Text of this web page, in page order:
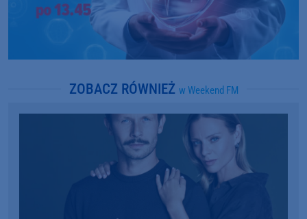
ZOBACZ RÓWNIEŻ w Weekend FM